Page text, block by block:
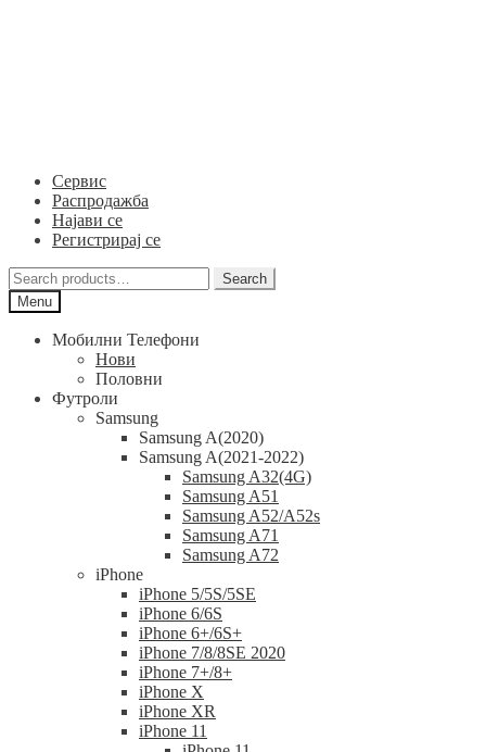
Сервис
Распродажба
Најави се
Регистрирај се
Search
for:
Search
Menu
Мобилни Телефони
Нови
Половни
Футроли
Samsung
Samsung A(2020)
Samsung A(2021-2022)
Samsung A32(4G)
Samsung A51
Samsung A52/A52s
Samsung A71
Samsung A72
iPhone
iPhone 5/5S/5SE
iPhone 6/6S
iPhone 6+/6S+
iPhone 7/8/8SE 2020
iPhone 7+/8+
iPhone X
iPhone XR
iPhone 11